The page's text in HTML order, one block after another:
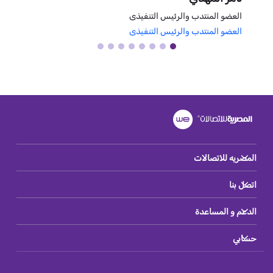
العضو المنتدب والرئيس التنفيذى
العضو المنتدب والرئيس التنفيذى
المصريه للاتصالات
اتصل بنا
الدعم و المساعدة
حسابي